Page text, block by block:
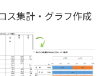
ス集計・グラフ作成